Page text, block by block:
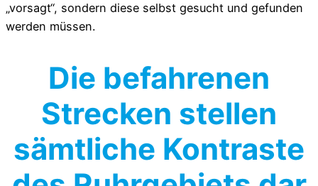
„vorsagt“, sondern diese selbst gesucht und gefunden
werden müssen.
Die befahrenen
Strecken stellen
sämtliche Kontraste